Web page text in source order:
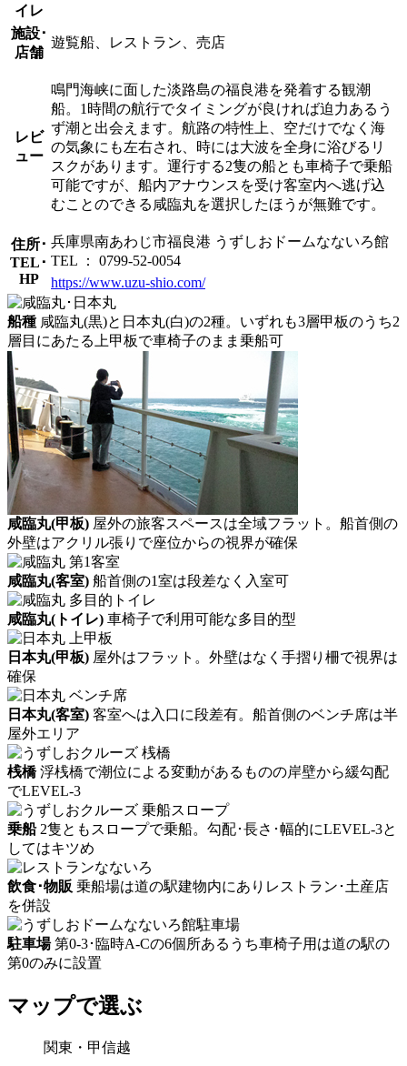
イレ
施設･
店舗
遊覧船、レストラン、売店
レビ
ュー
鳴門海峡に面した淡路島の福良港を発着する観潮
船。1時間の航行でタイミングが良ければ迫力あるう
ず潮と出会えます。航路の特性上、空だけでなく海
の気象にも左右され、時には大波を全身に浴びるリ
スクがあります。運行する2隻の船とも車椅子で乗船
可能ですが、船内アナウンスを受け客室内へ逃げ込
むことのできる咸臨丸を選択したほうが無難です。
住所･
TEL･
HP
兵庫県南あわじ市福良港 うずしおドームなないろ館
TEL ： 0799-52-0054
https://www.uzu-shio.com/
船種 咸臨丸(黒)と日本丸(白)の2種。いずれも3層甲板のうち2
層目にあたる上甲板で車椅子のまま乗船可
咸臨丸(甲板) 屋外の旅客スペースは全域フラット。船首側の
外壁はアクリル張りで座位からの視界が確保
咸臨丸(客室) 船首側の1室は段差なく入室可
咸臨丸(トイレ) 車椅子で利用可能な多目的型
日本丸(甲板) 屋外はフラット。外壁はなく手摺り柵で視界は
確保
日本丸(客室) 客室へは入口に段差有。船首側のベンチ席は半
屋外エリア
桟橋浮桟橋で潮位による変動があるものの岸壁から緩勾配
でLEVEL-3
乗船2隻ともスロープで乗船。勾配･長さ･幅的にLEVEL-3と
してはキツめ
飲食･物販 乗船場は道の駅建物内にありレストラン･土産店
を併設
駐車場第0-3･臨時A-Cの6個所あるうち車椅子用は道の駅の
第0のみに設置
マップで選ぶ
関東・甲信越